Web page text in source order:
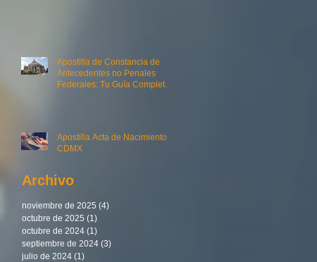
Apostilla de Constancia de
Antecedentes no Penales
Federales: Tu Guía Completa
Apostilla Acta de Nacimiento
CDMX
Archivo
noviembre de 2025 (4)
octubre de 2025 (1)
octubre de 2024 (1)
septiembre de 2024 (3)
julio de 2024 (1)